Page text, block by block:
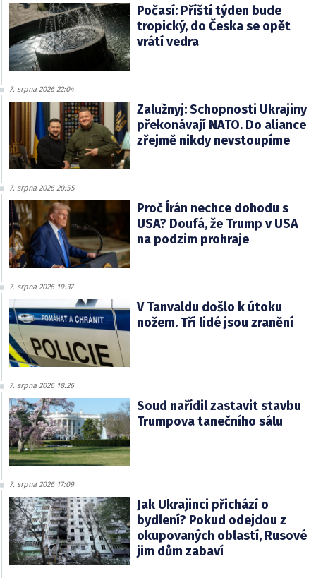
Počasí: Příští týden bude
tropický, do Česka se opět
vrátí vedra
7. srpna 2026 22:04
Zalužnyj: Schopnosti Ukrajiny
překonávají NATO. Do aliance
zřejmě nikdy nevstoupíme
7. srpna 2026 20:55
Proč Írán nechce dohodu s
USA? Doufá, že Trump v USA
na podzim prohraje
7. srpna 2026 19:37
V Tanvaldu došlo k útoku
nožem. Tři lidé jsou zranění
7. srpna 2026 18:26
Soud nařídil zastavit stavbu
Trumpova tanečního sálu
7. srpna 2026 17:09
Jak Ukrajinci přichází o
bydlení? Pokud odejdou z
okupovaných oblastí, Rusové
jim dům zabaví